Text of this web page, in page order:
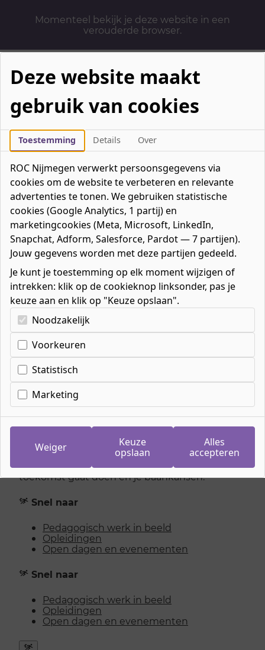
Momenteel bekijk je deze website in een
verouderde browser.
Mbo-opleidingen
Werken & Leren
Mavo / havo / vwo
Contact
Over ons
Bedrijven
Favorieten0favorieten
Mijn ROC
Zoeken
Home»Mbo-opleidingen
Pedagogisch werk
past de mbo-richting pedagogisch werk
misschien wel bij jou! Op deze pagina ontdek je
of deze richting bij je past, wat je in de
toekomst gaat doen en je baankansen.
Snel naar
Pedagogisch werk in beeld
Opleidingen
Open dagen en evenementen
Snel naar
Pedagogisch werk in beeld
Opleidingen
Open dagen en evenementen
Deze website maakt
gebruik van cookies
Toestemming Details Over
ROC Nijmegen verwerkt persoonsgegevens via
cookies om de website te verbeteren en relevante
advertenties te tonen. We gebruiken statistische
cookies (Google Analytics, 1 partij) en
marketingcookies (Meta, Microsoft, LinkedIn,
Snapchat, Adform, Salesforce, Pardot — 7 partijen).
Jouw gegevens worden met deze partijen gedeeld.
Je kunt je toestemming op elk moment wijzigen of
intrekken: klik op de cookieknop linksonder, pas je
keuze aan en klik op "Keuze opslaan".
Kies uw cookie-voorkeuren
Noodzakelijk
Voorkeuren
Statistisch
Marketing
Weiger
Keuze
opslaan
Alles
accepteren